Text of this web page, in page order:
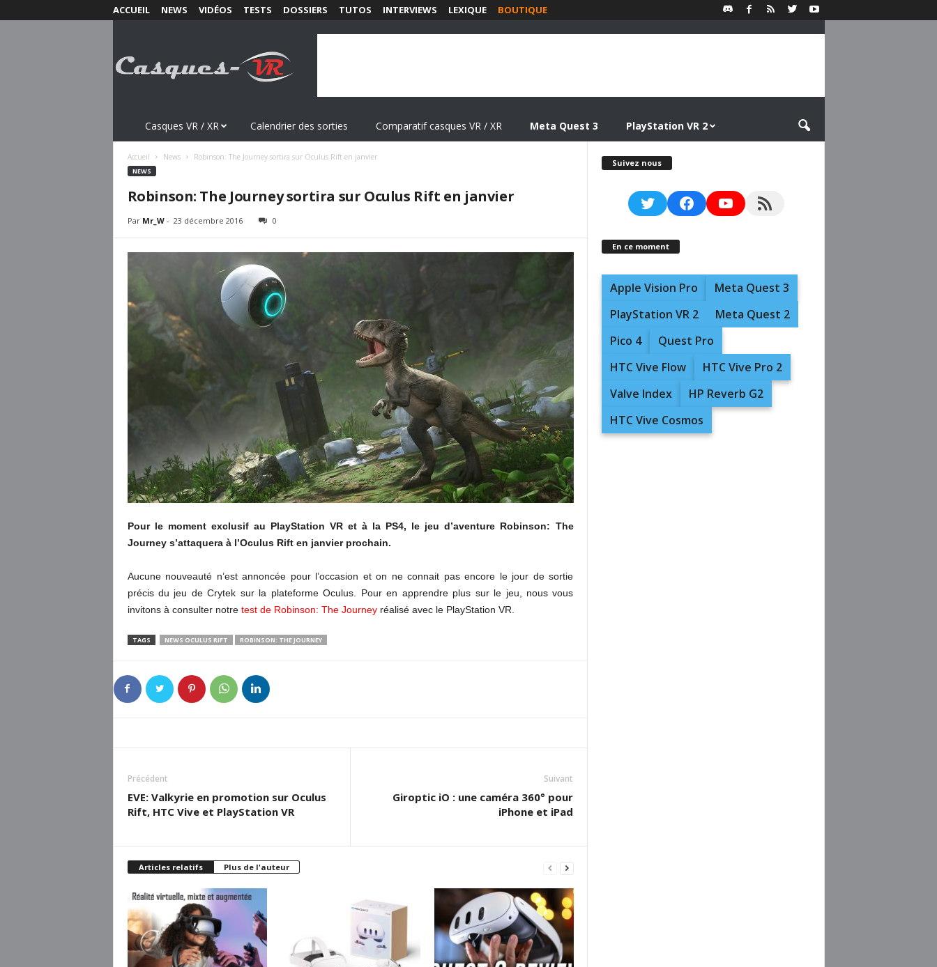
ACCUEIL NEWS VIDÉOS TESTS DOSSIERS TUTOS INTERVIEWS LEXIQUE BOUTIQUE
s
Casques VR / XR Calendrier des sorties Comparatif casques VR / XR Meta Quest 3 PlayStation VR 2
Accueil News Robinson: The Journey sortira sur Oculus Rift en janvier
NEWS
Robinson: The Journey sortira sur Oculus Rift en janvier
Par Mr_W- 23 décembre 2016 0
Pour le moment exclusif au PlayStation VR et à la PS4, le jeu d’aventure Robinson: The
Journey s’attaquera à l’Oculus Rift en janvier prochain.
Aucune nouveauté n’est annoncée pour l’occasion et on ne connait pas encore le jour de sortie
précis du jeu de Crytek sur la plateforme Oculus. Pour en apprendre plus sur le jeu, nous vous
invitons à consulter notre test de Robinson: The Journeyréalisé avec le PlayStation VR.
TAGS NEWS OCULUS RIFT ROBINSON: THE JOURNEY
Précédent
EVE: Valkyrie en promotion sur Oculus
Rift, HTC Vive et PlayStation VR
Suivant
Giroptic iO : une caméra 360° pour
iPhone et iPad
Articles relatifs Plus de l'auteur
Suivez nous
TwitterFacebookYouTubeRSS Feed
En ce moment
Apple Vision Pro
Meta Quest 3
PlayStation VR 2
Meta Quest 2
Pico 4
Quest Pro
HTC Vive Flow
HTC Vive Pro 2
Valve Index
HP Reverb G2
HTC Vive Cosmos